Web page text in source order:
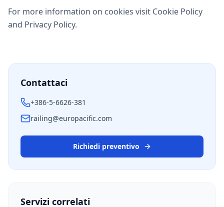
For more information on cookies visit Cookie Policy
and Privacy Policy.
Contattaci
+386-5-6626-381
railing@europacific.com
Richiedi preventivo
Servizi correlati